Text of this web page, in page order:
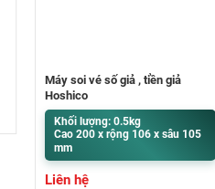
Máy soi vé số giả , tiền giả
Hoshico
Khối lượng: 0.5kg
Cao 200 x rộng 106 x sâu 105
mm
Liên hệ